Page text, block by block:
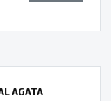
AGATA